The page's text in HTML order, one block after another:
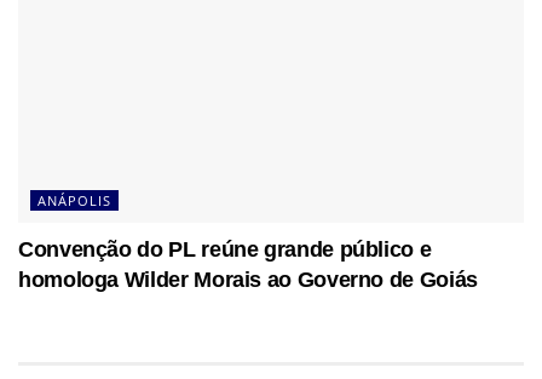
ANÁPOLIS
Convenção do PL reúne grande público e
homologa Wilder Morais ao Governo de Goiás